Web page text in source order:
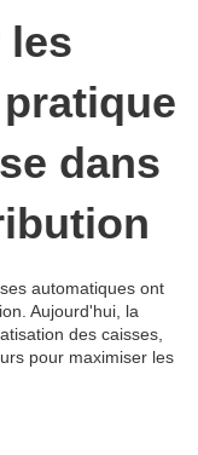
les
dans
automatiques ont
Aujourd'hui, la
des caisses,
pour maximiser les